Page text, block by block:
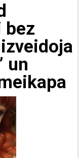
bez
un